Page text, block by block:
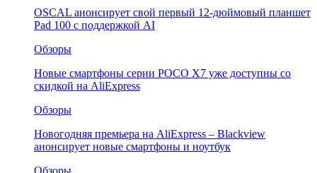
OSCAL анонсирует свой первый 12-дюймовый планшет
Pad 100 с поддержкой AI
Обзоры
Новые смартфоны серии POCO X7 уже доступны со
скидкой на AliExpress
Обзоры
Новогодняя премьера на AliExpress – Blackview
анонсирует новые смартфоны и ноутбук
Обзоры